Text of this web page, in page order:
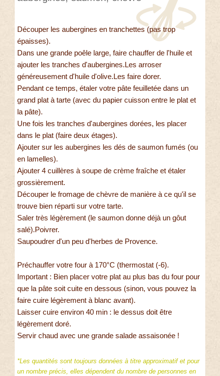
Découper les aubergines en tranchettes (pas trop
épaisses).
Dans une grande poêle large, faire chauffer de l'huile et
ajouter les tranches d'aubergines.Les arroser
généreusement d'huile d'olive.Les faire dorer.
Pendant ce temps, étaler votre pâte feuilletée dans un
grand plat à tarte (avec du papier cuisson entre le plat et
la pâte).
Une fois les tranches d'aubergines dorées, les placer
dans le plat (faire deux étages).
Ajouter sur les aubergines les dés de saumon fumés (ou
en lamelles).
Ajouter 4 cuillères à soupe de crème fraîche et étaler
grossièrement.
Découper le fromage de chèvre de manière à ce qu'il se
trouve bien réparti sur votre tarte.
Saler très légèrement (le saumon donne déjà un gôut
salé).Poivrer.
Saupoudrer d'un peu d'herbes de Provence.
Préchauffer votre four à 170°C (thermostat (-6).
Important : Bien placer votre plat au plus bas du four pour
que la pâte soit cuite en dessous (sinon, vous pouvez la
faire cuire légèrement à blanc avant).
Laisser cuire environ 40 min : le dessus doit être
légèrement doré.
Servir chaud avec une grande salade assaisonée !
*Les quantités sont toujours données à titre approximatif et pour
un nombre précis, elles dépendent du nombre de personnes en